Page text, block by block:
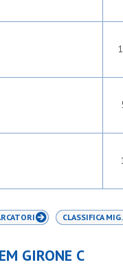
CLASSIFICA
GIRONE C